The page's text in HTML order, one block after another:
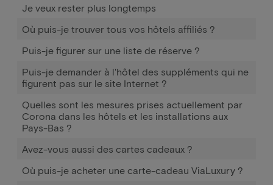
Je veux rester plus longtemps
Où puis-je trouver tous vos hôtels affiliés ?
Puis-je figurer sur une liste de réserve ?
Puis-je demander à l'hôtel des suppléments qui ne
figurent pas sur le site Internet ?
Quelles sont les mesures prises actuellement par
Corona dans les hôtels et les installations aux
Pays-Bas ?
Avez-vous aussi des cartes cadeaux ?
Où puis-je acheter une carte-cadeau ViaLuxury ?